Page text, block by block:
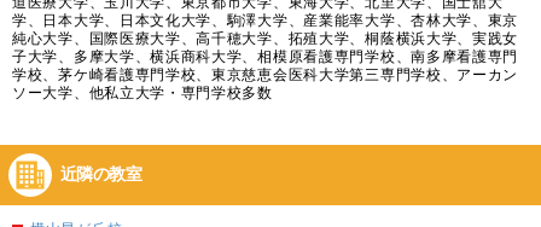
学、日本大学、日本文化大学、駒澤大学、産業能率大学、杏林大学、東京
純心大学、国際医療大学、高千穂大学、拓殖大学、桐蔭横浜大学、実践女
子大学、多摩大学、横浜商科大学、相模原看護専門学校、南多摩看護専門
学校、茅ケ崎看護専門学校、東京慈恵会医科大学第三専門学校、アーカン
ソー大学、他私立大学・専門学校多数
近隣の教室